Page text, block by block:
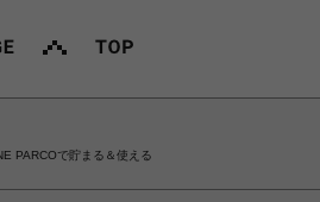
PARCOで貯まる＆使える